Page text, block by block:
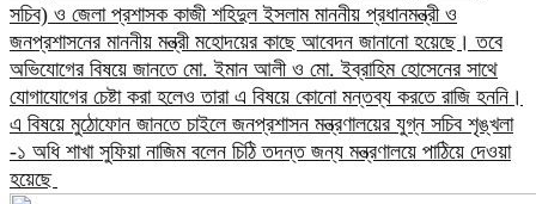
সচিব) ও জেলা প্রশাসক কাজী শহিদুল ইসলাম মাননীয় প্রধানমন্ত্রী ও
জনপ্রশাসনের মাননীয় মন্ত্রী মহোদয়ের কাছে আবেদন জানানো হয়েছে।​ তবে
অভিযোগের বিষয়ে জানতে মো. ইমান আলী ও মো. ইব্রাহিম হোসেনের সাথে
যোগাযোগের চেষ্টা করা হলেও তারা এ বিষয়ে কোনো মন্তব্য করতে রাজি হননি।
এ বিষয়ে মুঠোফোন জানতে চাইলে জনপ্রশাসন মন্ত্রণালয়ের যুগ্ন সচিব শৃঙ্খলা
-১ অধি শাখা সুফিয়া নাজিম বলেন চিঠি তদন্ত জন্য মন্ত্রণালয়ে পাঠিয়ে দেওয়া
হয়েছে ​